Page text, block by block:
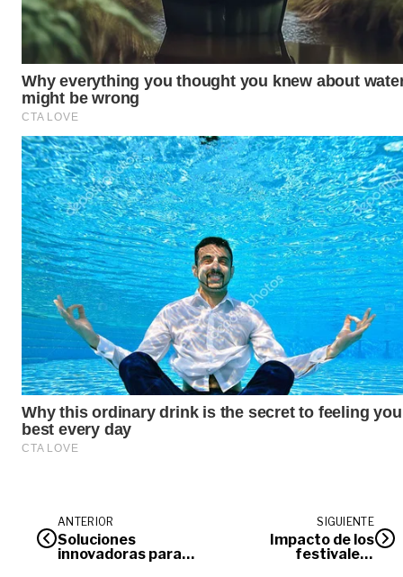
ANTERIOR
Soluciones
innovadoras para
SIGUIENTE
Impacto de los
festivales |